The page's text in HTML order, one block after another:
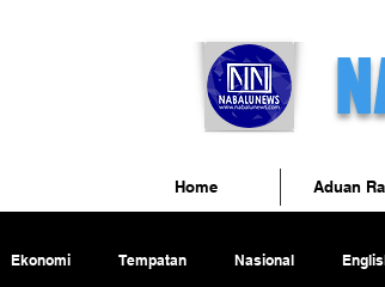
Ekonomi Tempatan Nasional
Home Aduan